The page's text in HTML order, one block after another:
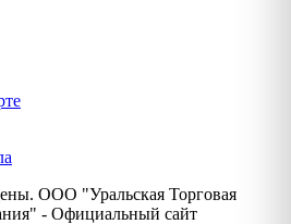
ООО "Уральская Торговая
- Официальный сайт